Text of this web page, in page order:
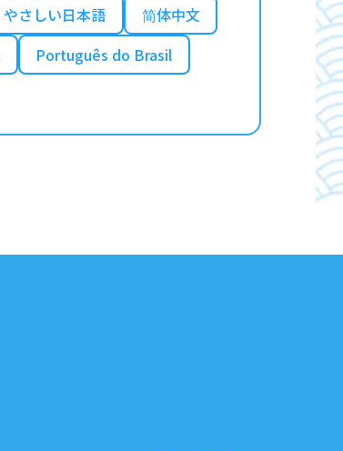
やさしい日本語
简体中文
Português do Brasil